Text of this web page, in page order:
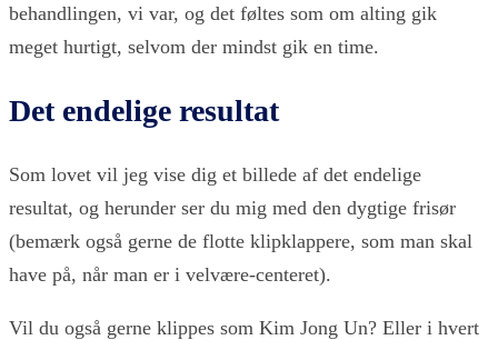
behandlingen, vi var, og det føltes som om alting gik
meget hurtigt, selvom der mindst gik en time.
Det endelige resultat
Som lovet vil jeg vise dig et billede af det endelige
resultat, og herunder ser du mig med den dygtige frisør
(bemærk også gerne de flotte klipklappere, som man skal
have på, når man er i velvære-centeret).
Vil du også gerne klippes som Kim Jong Un? Eller i hvert